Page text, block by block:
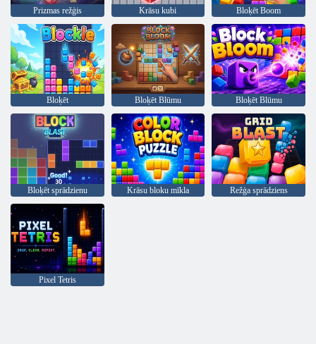
Prizmas režģis Krāsu kubi Bloķēt Boom
Bloķēt Bloķēt Blūmu Bloķēt Blūmu
Bloķēt sprādzienu Krāsu bloku mīkla Režģa sprādziens
Pixel Tetris